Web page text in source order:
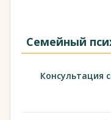
Семейный
Консультация